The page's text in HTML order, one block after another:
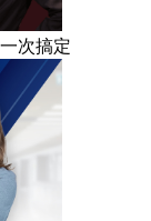
次搞定